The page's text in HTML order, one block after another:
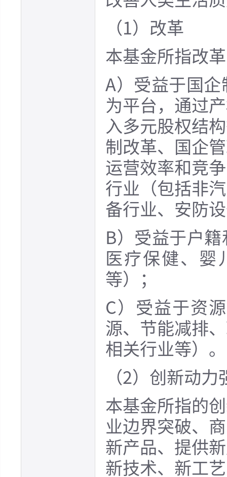
（1）改革
本基金所指改
A）受益于国
为平台，通过
入多元股权结
制改革、国企
运营效率和竞
行业（包括非
备行业、安防
B）受益于户
医疗保健、婴
等）；
C）受益于资
源、节能减排
相关行业等）。
（2）创新动力
本基金所指的
业边界突破、
新产品、提供
新技术、新工